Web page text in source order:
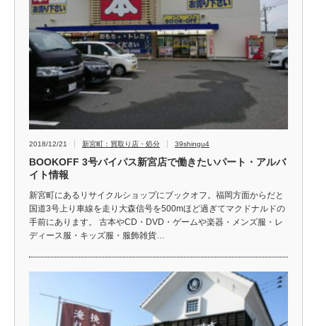
2018/12/21 新宮町：買取り店・処分 39shingu4
BOOKOFF 3号バイパス新宮店で働きたいパート・アルバ
イト情報
新宮町にあるリサイクルショップにブックオフ。福岡方面からだと
国道3号上り車線を走り大森信号を500mほど過ぎてマクドナルドの
手前にあります。 古本やCD・DVD・ゲームや楽器・メンズ服・レ
ディース服・キッズ服・服飾雑貨…